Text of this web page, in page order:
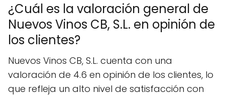
¿Cuál es la valoración general de
Nuevos Vinos CB, S.L. en opinión de
los clientes?
Nuevos Vinos CB, S.L. cuenta con una
valoración de 4.6 en opinión de los clientes, lo
que refleja un alto nivel de satisfacción con